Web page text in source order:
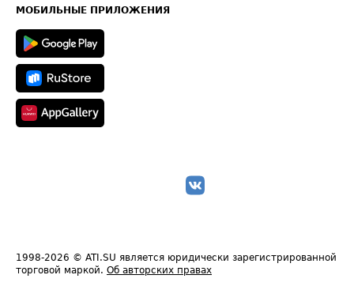
Техническая информация
МОБИЛЬНЫЕ ПРИЛОЖЕНИЯ
1998-2026 © ATI.SU является юридически зарегистрированной
торговой маркой. Об авторских правах